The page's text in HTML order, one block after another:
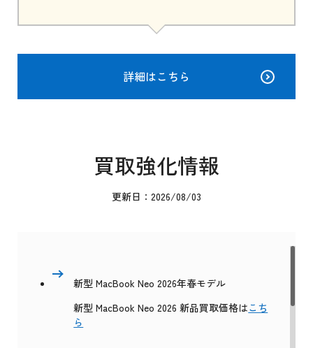
詳細はこちら
買取強化情報
更新日：2026/08/03
新型 MacBook Neo 2026年春モデル
新型 MacBook Neo 2026 新品買取価格はこち
ら